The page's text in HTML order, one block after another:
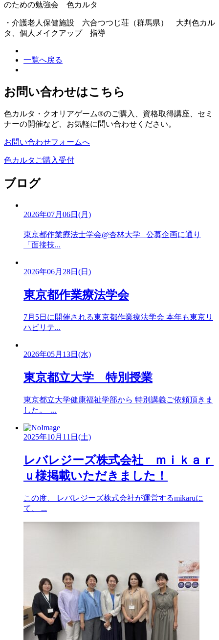
のための勉強会 色カルタ
・介護老人保健施設 六合つつじ荘（群馬県） 大判色カル
タ、個人メイクアップ 指導
一覧へ戻る
お問い合わせはこちら
色カルタ・クオリアゲーム®のご購入、資格取得講座、セミ
ナーの開催など、お気軽に問い合わせください。
お問い合わせフォームへ
色カルタご購入受付
ブログ
2026年07月06日(月)
東京都作業療法士学会@杏林大学 公募企画に通り
「面接技...
2026年06月28日(日)
東京都作業療法学会
7月5日に開催される東京都作業療法学会 本年も東京リ
ハビリテ...
2026年05月13日(水)
東京都立大学 特別授業
東京都立大学健康福祉学部から 特別講義ご依頼頂きま
した。 ...
2025年10月11日(土)
レバレジーズ株式会社 ｍｉｋａｒ
ｕ様掲載いただきました！
この度、 レバレジーズ株式会社が運営するmikaruに
て、 ...